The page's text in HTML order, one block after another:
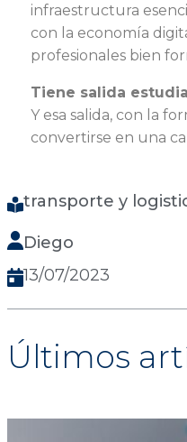
infraestructura
con la economía
profesionales bien
Tiene salida
Y esa salida, con la
convertirse en una
transporte y
Diego
13/07/2023
Últimos